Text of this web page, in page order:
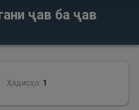
ҷав ба ҷав
Ҳадисҳо: 1